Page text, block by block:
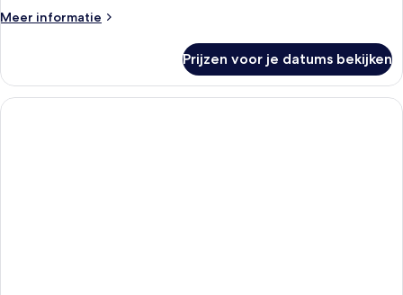
Meer informatie
Meer
tweepersoonskamer
Prijzen voor je datums bekijken